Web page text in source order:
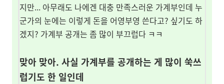
지만... 아무래도 나에겐 대충 만족스러운 가계부인데 누
군가의 눈에는 이렇게 돈을 어영부영 쓴다고? 싶기도 하
겠지? 가계부 공개는 좀 많이 부끄럽다 ㅋㅋ
맞아 맞아. 사실 가계부를 공개하는 게 많이 쑥쓰
럽기도 한 일인데